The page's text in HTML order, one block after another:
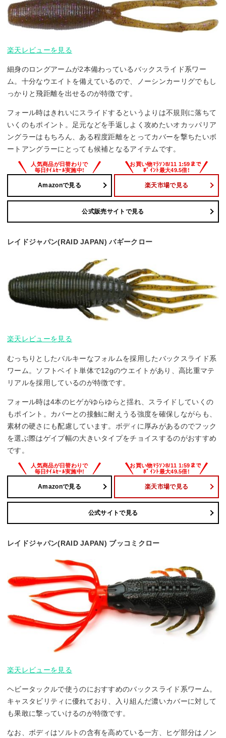
楽天レビューを見る
細身のロングアームが2本備わっているバックスライド系ワー
ム。十分なウエイトを備えているので、ノーシンカーリグでもし
っかりと飛距離を出せるのが特徴です。
フォール時はきれいにスライドするというよりは不規則に落ちて
いくのもポイント。足元などを手返しよく攻めたいオカッパリア
ングラーはもちろん、ある程度距離をとってカバーを撃ちたいボ
ートアングラーにとっても候補となるアイテムです。
Amazonで見る 楽天市場で見る
公式販売サイトで見る
レイドジャパン(RAID JAPAN) バギークロー
楽天レビューを見る
むっちりとしたバルキーなフォルムを採用したバックスライド系
ワーム。ソフトベイト単体で12gのウエイトがあり、高比重マテ
リアルを採用しているのが特徴です。
フォール時は4本のヒゲがゆらゆらと揺れ、スライドしていくの
もポイント。カバーとの接触に耐えうる強度を確保しながらも、
素材の硬さにも配慮しています。ボディに厚みがあるのでフック
を選ぶ際はゲイプ幅の大きいタイプをチョイスするのがおすすめ
です。
Amazonで見る 楽天市場で見る
公式サイトで見る
レイドジャパン(RAID JAPAN) ブッコミクロー
楽天レビューを見る
ヘビータックルで使うのにおすすめのバックスライド系ワーム。
キャスタビリティに優れており、入り組んだ濃いカバーに対して
も果敢に撃っていけるのが特徴です。
なお、ボディはソルトの含有を高めている一方、ヒゲ部分はノン